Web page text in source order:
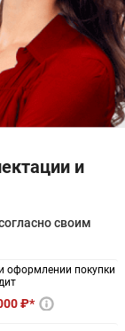
и
своим
оформлении покупки
₽*